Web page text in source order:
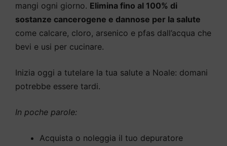
mangi ogni giorno. Elimina fino al 100% di
sostanze cancerogene e dannose per la salute
come calcare, cloro, arsenico e pfas dall’acqua che
bevi e usi per cucinare.
Inizia oggi a tutelare la tua salute a Noale: domani
potrebbe essere tardi.
In poche parole:
Acquista o noleggia il tuo depuratore